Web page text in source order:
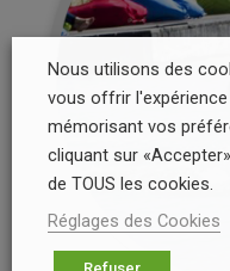
Nous utilisons des
vous offrir
mémorisant vos
cliquant sur
de TOUS les cookies.
Réglages des Cookies